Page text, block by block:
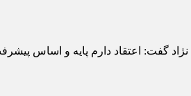
گفت: اعتقاد دارم پایه و اساس